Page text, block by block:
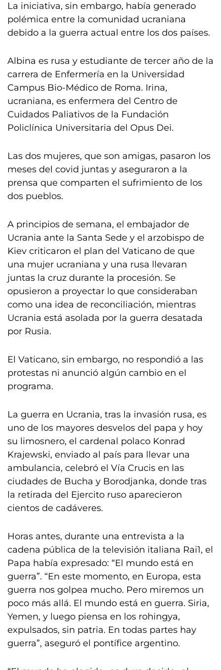
La iniciativa, sin embargo, había generado
polémica entre la comunidad ucraniana
debido a la guerra actual entre los dos países.
Albina es rusa y estudiante de tercer año de la
carrera de Enfermería en la Universidad
Campus Bio-Médico de Roma. Irina,
ucraniana, es enfermera del Centro de
Cuidados Paliativos de la Fundación
Policlínica Universitaria del Opus Dei.
Las dos mujeres, que son amigas, pasaron los
meses del covid juntas y aseguraron a la
prensa que comparten el sufrimiento de los
dos pueblos.
A principios de semana, el embajador de
Ucrania ante la Santa Sede y el arzobispo de
Kiev criticaron el plan del Vaticano de que
una mujer ucraniana y una rusa llevaran
juntas la cruz durante la procesión. Se
opusieron a proyectar lo que consideraban
como una idea de reconciliación, mientras
Ucrania está asolada por la guerra desatada
por Rusia.
El Vaticano, sin embargo, no respondió a las
protestas ni anunció algún cambio en el
programa.
La guerra en Ucrania, tras la invasión rusa, es
uno de los mayores desvelos del papa y hoy
su limosnero, el cardenal polaco Konrad
Krajewski, enviado al país para llevar una
ambulancia, celebró el Vía Crucis en las
ciudades de Bucha y Borodjanka, donde tras
la retirada del Ejercito ruso aparecieron
cientos de cadáveres.
Horas antes, durante una entrevista a la
cadena pública de la televisión italiana Rai1, el
Papa había expresado: “El mundo está en
guerra”. “En este momento, en Europa, esta
guerra nos golpea mucho. Pero miremos un
poco más allá. El mundo está en guerra. Siria,
Yemen, y luego piensa en los rohingya,
expulsados, sin patria. En todas partes hay
guerra”, aseguró el pontífice argentino.